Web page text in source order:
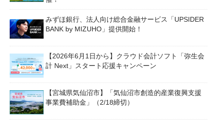
みずほ銀行、法人向け総合金融サービス「UPSIDER
BANK by MIZUHO」提供開始！
【2026年6月1日から】クラウド会計ソフト「弥生会
計 Next」スタート応援キャンペーン
【宮城県気仙沼市】「気仙沼市創造的産業復興支援
事業費補助金」（2/18締切）